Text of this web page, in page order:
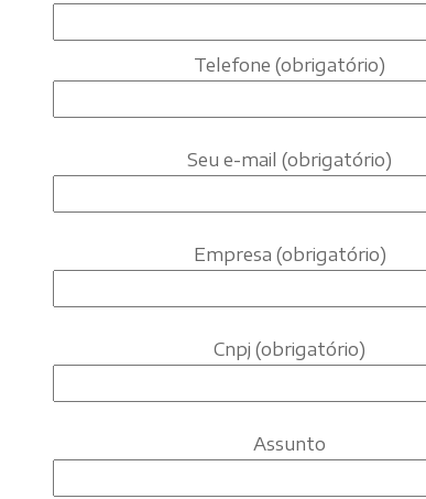
Telefone (obrigatório)
Seu e-mail (obrigatório)
Empresa (obrigatório)
Cnpj (obrigatório)
Assunto